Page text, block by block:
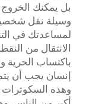
بل يمكنك
وسيلة نقل
لمساعدتك في
الانتقال من
باكتساب الحرية
إنسان يجب أن
وهذه السكوترات